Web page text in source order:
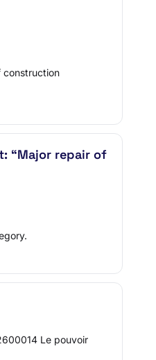
construction
“Major repair of
Le pouvoir